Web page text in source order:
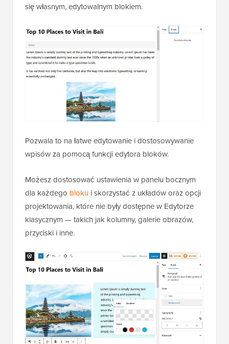
się własnym, edytowalnym blokiem.
Pozwala to na łatwe edytowanie i dostosowywanie
wpisów za pomocą funkcji edytora bloków.
Możesz dostosować ustawienia w panelu bocznym
dla każdego bloku i skorzystać z układów oraz opcji
projektowania, które nie były dostępne w Edytorze
klasycznym — takich jak kolumny, galerie obrazów,
przyciski i inne.